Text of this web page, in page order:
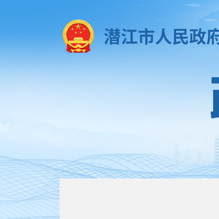
潜江市人民政